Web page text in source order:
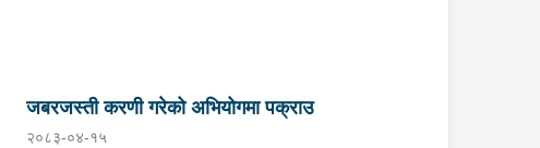
जबरजस्ती करणी गरेको अभियोगमा पक्राउ
२०८३-०४-१५